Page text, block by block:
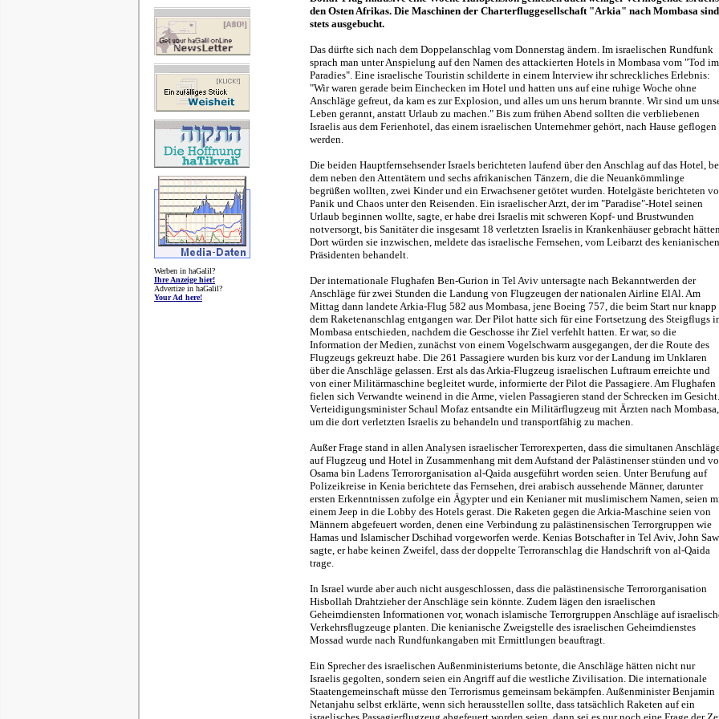
Werben in haGalil?
Ihre Anzeige hier!
Advertize in haGalil?
Your Ad here!
den Osten Afrikas. Die Maschinen der Charterfluggesellschaft "Arkia" nach Mombasa sind
stets ausgebucht.
Das dürfte sich nach dem Doppelanschlag vom Donnerstag ändern. Im israelischen Rundfunk
sprach man unter Anspielung auf den Namen des attackierten Hotels in Mombasa vom "Tod im
Paradies". Eine israelische Touristin schilderte in einem Interview ihr schreckliches Erlebnis:
"Wir waren gerade beim Einchecken im Hotel und hatten uns auf eine ruhige Woche ohne
Anschläge gefreut, da kam es zur Explosion, und alles um uns herum brannte. Wir sind um
Leben gerannt, anstatt Urlaub zu machen." Bis zum frühen Abend sollten die verbliebenen
Israelis aus dem Ferienhotel, das einem israelischen Unternehmer gehört, nach Hause geflogen
werden.
Die beiden Hauptfernsehsender Israels berichteten laufend über den Anschlag auf das Hotel,
dem neben den Attentätern und sechs afrikanischen Tänzern, die die Neuankömmlinge
begrüßen wollten, zwei Kinder und ein Erwachsener getötet wurden. Hotelgäste berichteten
Panik und Chaos unter den Reisenden. Ein israelischer Arzt, der im "Paradise"-Hotel seinen
Urlaub beginnen wollte, sagte, er habe drei Israelis mit schweren Kopf- und Brustwunden
notversorgt, bis Sanitäter die insgesamt 18 verletzten Israelis in Krankenhäuser gebracht
Dort würden sie inzwischen, meldete das israelische Fernsehen, vom Leibarzt des kenianischen
Präsidenten behandelt.
Der internationale Flughafen Ben-Gurion in Tel Aviv untersagte nach Bekanntwerden der
Anschläge für zwei Stunden die Landung von Flugzeugen der nationalen Airline ElAl. Am
Mittag dann landete Arkia-Flug 582 aus Mombasa, jene Boeing 757, die beim Start nur knapp
dem Raketenanschlag entgangen war. Der Pilot hatte sich für eine Fortsetzung des Steigflugs
Mombasa entschieden, nachdem die Geschosse ihr Ziel verfehlt hatten. Er war, so die
Information der Medien, zunächst von einem Vogelschwarm ausgegangen, der die Route des
Flugzeugs gekreuzt habe. Die 261 Passagiere wurden bis kurz vor der Landung im Unklaren
über die Anschläge gelassen. Erst als das Arkia-Flugzeug israelischen Luftraum erreichte und
von einer Militärmaschine begleitet wurde, informierte der Pilot die Passagiere. Am Flughafen
fielen sich Verwandte weinend in die Arme, vielen Passagieren stand der Schrecken im Gesicht.
Verteidigungsminister Schaul Mofaz entsandte ein Militärflugzeug mit Ärzten nach Mombasa,
um die dort verletzten Israelis zu behandeln und transportfähig zu machen.
Außer Frage stand in allen Analysen israelischer Terrorexperten, dass die simultanen
auf Flugzeug und Hotel in Zusammenhang mit dem Aufstand der Palästinenser stünden und
Osama bin Ladens Terrororganisation al-Qaida ausgeführt worden seien. Unter Berufung auf
Polizeikreise in Kenia berichtete das Fernsehen, drei arabisch aussehende Männer, darunter
ersten Erkenntnissen zufolge ein Ägypter und ein Kenianer mit muslimischem Namen, seien
einem Jeep in die Lobby des Hotels gerast. Die Raketen gegen die Arkia-Maschine seien von
Männern abgefeuert worden, denen eine Verbindung zu palästinensischen Terrorgruppen wie
Hamas und Islamischer Dschihad vorgeworfen werde. Kenias Botschafter in Tel Aviv, John
sagte, er habe keinen Zweifel, dass der doppelte Terroranschlag die Handschrift von al-Qaida
trage.
In Israel wurde aber auch nicht ausgeschlossen, dass die palästinensische Terrororganisation
Hisbollah Drahtzieher der Anschläge sein könnte. Zudem lägen den israelischen
Geheimdiensten Informationen vor, wonach islamische Terrorgruppen Anschläge auf
Verkehrsflugzeuge planten. Die kenianische Zweigstelle des israelischen Geheimdienstes
Mossad wurde nach Rundfunkangaben mit Ermittlungen beauftragt.
Ein Sprecher des israelischen Außenministeriums betonte, die Anschläge hätten nicht nur
Israelis gegolten, sondern seien ein Angriff auf die westliche Zivilisation. Die internationale
Staatengemeinschaft müsse den Terrorismus gemeinsam bekämpfen. Außenminister Benjamin
Netanjahu selbst erklärte, wenn sich herausstellen sollte, dass tatsächlich Raketen auf ein